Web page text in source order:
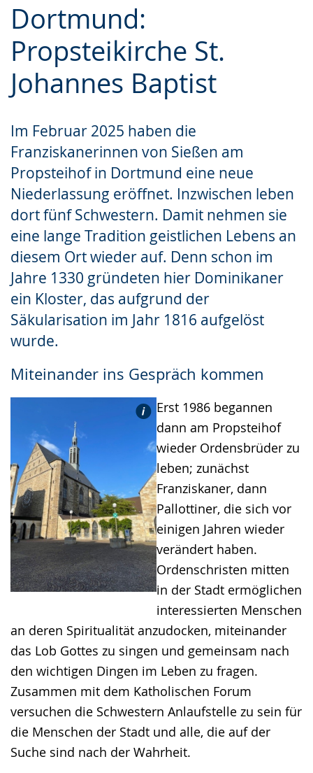
Dortmund:
Propsteikirche St.
Johannes Baptist
Im Februar 2025 haben die
Franziskanerinnen von Sießen am
Propsteihof in Dortmund eine neue
Niederlassung eröffnet. Inzwischen leben
dort fünf Schwestern. Damit nehmen sie
eine lange Tradition geistlichen Lebens an
diesem Ort wieder auf. Denn schon im
Jahre 1330 gründeten hier Dominikaner
ein Kloster, das aufgrund der
Säkularisation im Jahr 1816 aufgelöst
wurde.
Miteinander ins Gespräch kommen
Erst 1986 begannen
dann am Propsteihof
wieder Ordensbrüder zu
leben; zunächst
Franziskaner, dann
Pallottiner, die sich vor
einigen Jahren wieder
verändert haben.
Ordenschristen mitten
in der Stadt ermöglichen
interessierten Menschen
an deren Spiritualität anzudocken, miteinander
das Lob Gottes zu singen und gemeinsam nach
den wichtigen Dingen im Leben zu fragen.
Zusammen mit dem Katholischen Forum
versuchen die Schwestern Anlaufstelle zu sein für
die Menschen der Stadt und alle, die auf der
Suche sind nach der Wahrheit.
Leichten
Sprache
wechseln.
Audio-
Unterstützung.
Video
in
Deutscher
Gebärdensprache
wird